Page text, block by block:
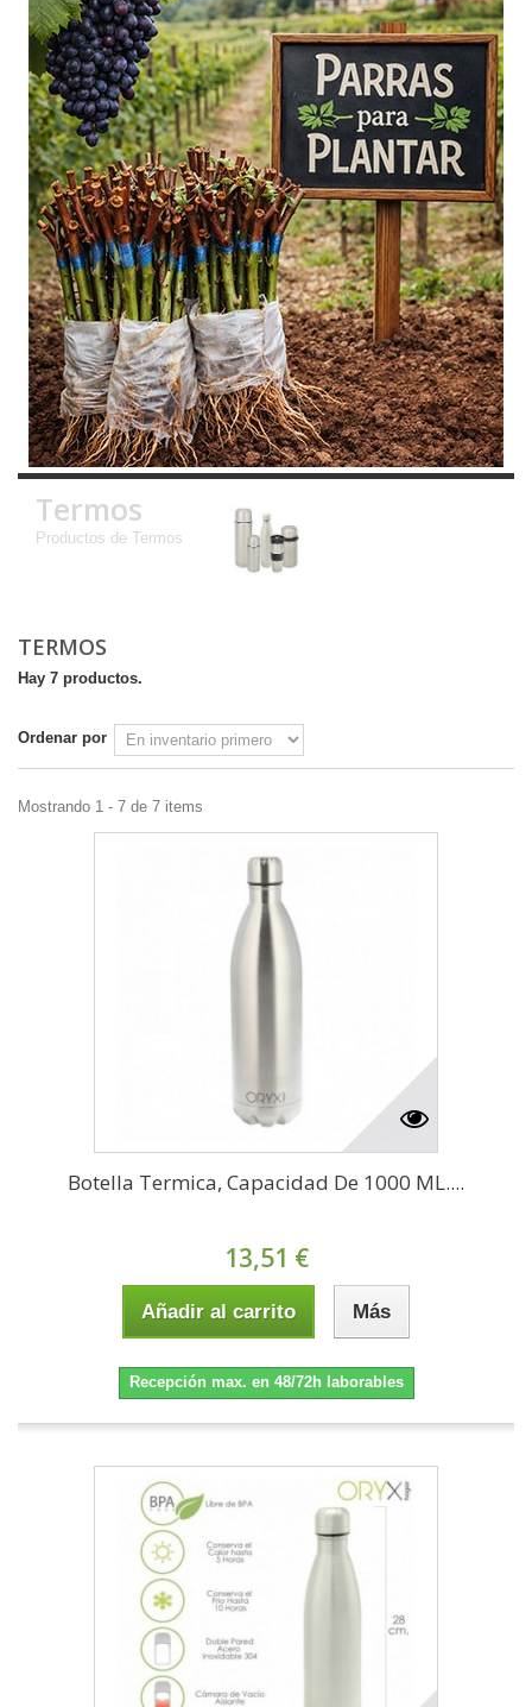
Termos
Productos de Termos
TERMOS
Hay 7 productos.
Ordenar por
Mostrando 1 - 7 de 7 items
Botella Termica, Capacidad De 1000 ML....
13,51 €
Añadir al carrito Más
Recepción max. en 48/72h laborables